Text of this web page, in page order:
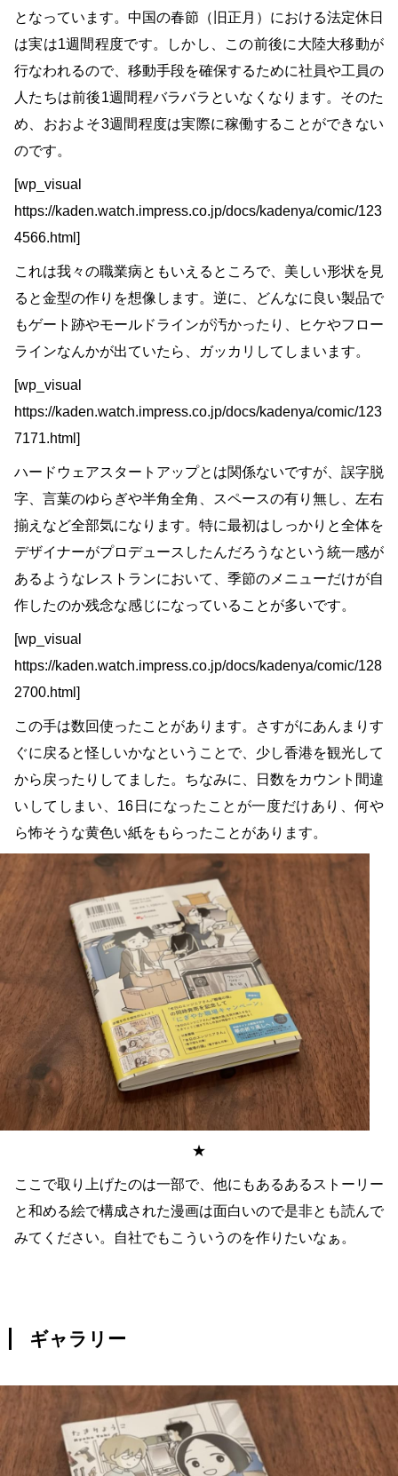
となっています。中国の春節（旧正月）における法定休日
は実は1週間程度です。しかし、この前後に大陸大移動が
行なわれるので、移動手段を確保するために社員や工員の
人たちは前後1週間程バラバラといなくなります。そのた
め、おおよそ3週間程度は実際に稼働することができない
のです。
[wp_visual
https://kaden.watch.impress.co.jp/docs/kadenya/comic/123
4566.html]
これは我々の職業病ともいえるところで、美しい形状を見
ると金型の作りを想像します。逆に、どんなに良い製品で
もゲート跡やモールドラインが汚かったり、ヒケやフロー
ラインなんかが出ていたら、ガッカリしてしまいます。
[wp_visual
https://kaden.watch.impress.co.jp/docs/kadenya/comic/123
7171.html]
ハードウェアスタートアップとは関係ないですが、誤字脱
字、言葉のゆらぎや半角全角、スペースの有り無し、左右
揃えなど全部気になります。特に最初はしっかりと全体を
デザイナーがプロデュースしたんだろうなという統一感が
あるようなレストランにおいて、季節のメニューだけが自
作したのか残念な感じになっていることが多いです。
[wp_visual
https://kaden.watch.impress.co.jp/docs/kadenya/comic/128
2700.html]
この手は数回使ったことがあります。さすがにあんまりす
ぐに戻ると怪しいかなということで、少し香港を観光して
から戻ったりしてました。ちなみに、日数をカウント間違
いしてしまい、16日になったことが一度だけあり、何や
ら怖そうな黄色い紙をもらったことがあります。
★
ここで取り上げたのは一部で、他にもあるあるストーリー
と和める絵で構成された漫画は面白いので是非とも読んで
みてください。自社でもこういうのを作りたいなぁ。
ギャラリー